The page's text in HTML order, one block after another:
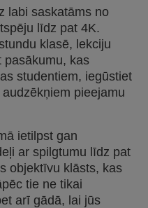
labi saskatāms no
līdz pat 4K.
klasē, lekciju
pasākumu, kas
studentiem, iegūstiet
pieejamu
ietilpst gan
ar spilgtumu līdz pat
objektīvu klāsts, kas
tie ne tikai
arī gādā, lai jūs